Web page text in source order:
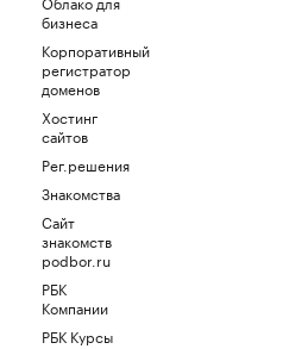
бизнеса
Корпоративный
регистратор
доменов
Хостинг
сайтов
Рег.решения
Знакомства
Сайт
знакомств
podbor.ru
РБК
Компании
РБК Курсы